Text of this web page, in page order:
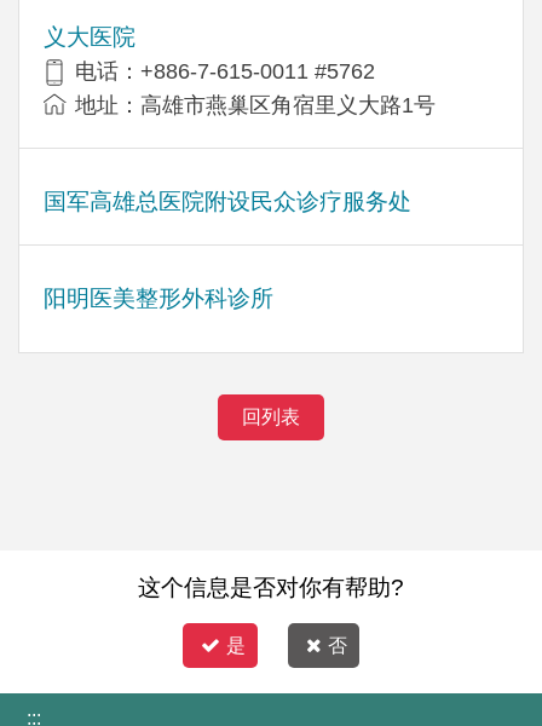
义大医院
电话：+886-7-615-0011 #5762
地址：高雄市燕巢区角宿里义大路1号
国军高雄总医院附设民众诊疗服务处
阳明医美整形外科诊所
回列表
这个信息是否对你有帮助?
是 否
:::